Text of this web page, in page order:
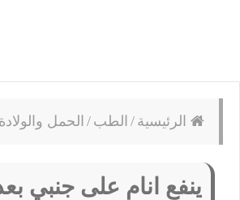
الرئيسية / الطب / الحمل والولادة
ينفع انام على جنبي